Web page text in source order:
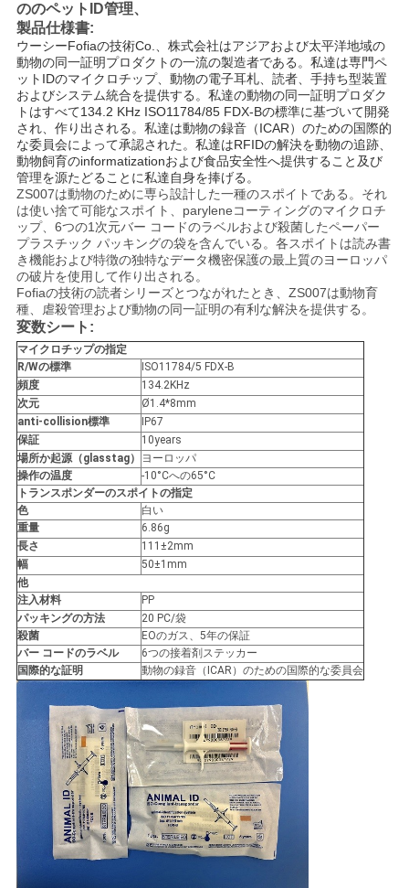
に
連
絡
し
な
さ
い
ニ
ュ
ー
ス
引
用
を
要
求
し
な
さ
い
地
図
ののペットID管理、
製品仕様書:
ウーシーFofiaの技術Co.、株式会社はアジアおよび太平洋地域の
動物の同一証明プロダクトの一流の製造者である。私達は専門ペ
ットIDのマイクロチップ、動物の電子耳札、読者、手持ち型装置
およびシステム統合を提供する。私達の動物の同一証明プロダク
トはすべて134.2 KHz ISO11784/85 FDX-Bの標準に基づいて開発
され、作り出される。私達は動物の録音（ICAR）のための国際的
な委員会によって承認された。私達はRFIDの解決を動物の追跡、
動物飼育のinformatizationおよび食品安全性へ提供すること及び
管理を源たどることに私達自身を捧げる。
ZS007は動物のために専ら設計した一種のスポイトである。それ
は使い捨て可能なスポイト、paryleneコーティングのマイクロチ
ップ、6つの1次元バー コードのラベルおよび殺菌したペーパー
プラスチック パッキングの袋を含んでいる。 各スポイトは読み書
き機能および特徴の独特なデータ機密保護の最上質のヨーロッパ
の破片を使用して作り出される。
Fofiaの技術の読者シリーズとつながれたとき、ZS007は動物育
種、虐殺管理および動物の同一証明の有利な解決を提供する。
変数シート:
マイクロチップの指定
R/Wの標準
ISO11784/5 FDX-B
頻度
134.2KHz
次元
Ø1.4*8mm
anti-collision標準
IP67
保証
10years
場所か起源（glasstag）
ヨーロッパ
操作の温度
-10°Cへの65°C
トランスポンダーのスポイトの指定
色
白い
重量
6.86g
長さ
111±2mm
幅
50±1mm
他
注入材料
PP
パッキングの方法
20 PC/袋
殺菌
EOのガス、5年の保証
バー コードのラベル
6つの接着剤ステッカー
国際的な証明
動物の録音（ICAR）のための国際的な委員会